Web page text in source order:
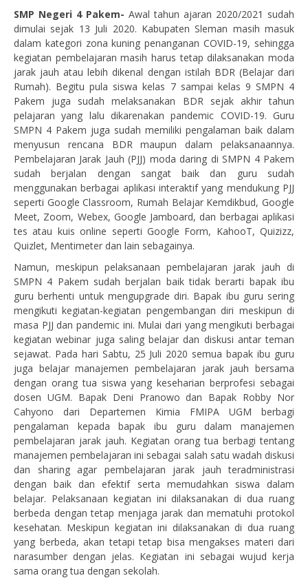
SMP Negeri 4 Pakem- Awal tahun ajaran 2020/2021 sudah
dimulai sejak 13 Juli 2020. Kabupaten Sleman masih masuk
dalam kategori zona kuning penanganan COVID-19, sehingga
kegiatan pembelajaran masih harus tetap dilaksanakan moda
jarak jauh atau lebih dikenal dengan istilah BDR (Belajar dari
Rumah). Begitu pula siswa kelas 7 sampai kelas 9 SMPN 4
Pakem juga sudah melaksanakan BDR sejak akhir tahun
pelajaran yang lalu dikarenakan pandemic COVID-19. Guru
SMPN 4 Pakem juga sudah memiliki pengalaman baik dalam
menyusun rencana BDR maupun dalam pelaksanaannya.
Pembelajaran Jarak Jauh (PJJ) moda daring di SMPN 4 Pakem
sudah berjalan dengan sangat baik dan guru sudah
menggunakan berbagai aplikasi interaktif yang mendukung PJJ
seperti Google Classroom, Rumah Belajar Kemdikbud, Google
Meet, Zoom, Webex, Google Jamboard, dan berbagai aplikasi
tes atau kuis online seperti Google Form, KahooT, Quizizz,
Quizlet, Mentimeter dan lain sebagainya.
Namun, meskipun pelaksanaan pembelajaran jarak jauh di
SMPN 4 Pakem sudah berjalan baik tidak berarti bapak ibu
guru berhenti untuk mengupgrade diri. Bapak ibu guru sering
mengikuti kegiatan-kegiatan pengembangan diri meskipun di
masa PJJ dan pandemic ini. Mulai dari yang mengikuti berbagai
kegiatan webinar juga saling belajar dan diskusi antar teman
sejawat. Pada hari Sabtu, 25 Juli 2020 semua bapak ibu guru
juga belajar manajemen pembelajaran jarak jauh bersama
dengan orang tua siswa yang keseharian berprofesi sebagai
dosen UGM. Bapak Deni Pranowo dan Bapak Robby Nor
Cahyono dari Departemen Kimia FMIPA UGM berbagi
pengalaman kepada bapak ibu guru dalam manajemen
pembelajaran jarak jauh. Kegiatan orang tua berbagi tentang
manajemen pembelajaran ini sebagai salah satu wadah diskusi
dan sharing agar pembelajaran jarak jauh teradministrasi
dengan baik dan efektif serta memudahkan siswa dalam
belajar. Pelaksanaan kegiatan ini dilaksanakan di dua ruang
berbeda dengan tetap menjaga jarak dan mematuhi protokol
kesehatan. Meskipun kegiatan ini dilaksanakan di dua ruang
yang berbeda, akan tetapi tetap bisa mengakses materi dari
narasumber dengan jelas. Kegiatan ini sebagai wujud kerja
sama orang tua dengan sekolah.